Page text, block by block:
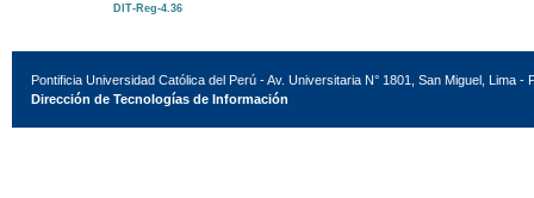
DIT-Reg-4.36
Pontificia Universidad Católica del Perú - Av. Universitaria N° 1801, San Miguel, Lima -
Dirección de Tecnologías de Información